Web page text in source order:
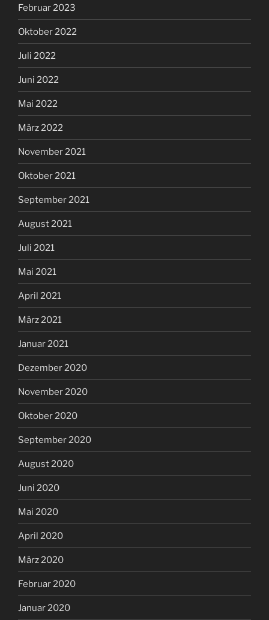
Februar 2023
Oktober 2022
Juli 2022
Juni 2022
Mai 2022
März 2022
November 2021
Oktober 2021
September 2021
August 2021
Juli 2021
Mai 2021
April 2021
März 2021
Januar 2021
Dezember 2020
November 2020
Oktober 2020
September 2020
August 2020
Juni 2020
Mai 2020
April 2020
März 2020
Februar 2020
Januar 2020